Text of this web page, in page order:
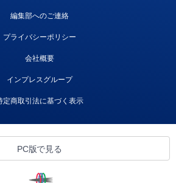
編集部へのご連絡
プライバシーポリシー
会社概要
インプレスグループ
定商取引法に基づく表示
PC版で見る